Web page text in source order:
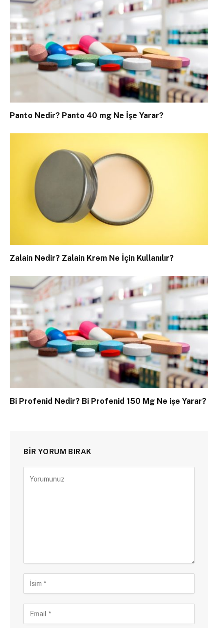
Panto Nedir? Panto 40 mg Ne İşe Yarar?
Zalain Nedir? Zalain Krem Ne İçin Kullanılır?
Bi Profenid Nedir? Bi Profenid 150 Mg Ne işe Yarar?
BIR YORUM BIRAK